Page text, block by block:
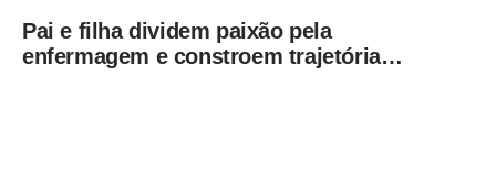
Pai e filha dividem paixão pela
enfermagem e constroem trajetória